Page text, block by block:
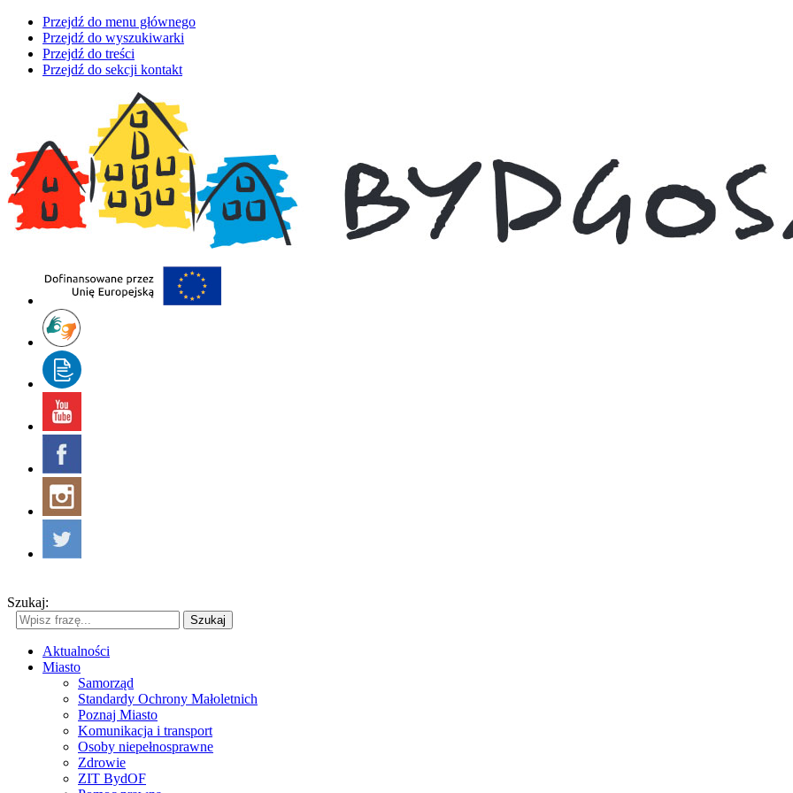
Przejdź do menu głównego
Przejdź do wyszukiwarki
Przejdź do treści
Przejdź do sekcji kontakt
Szukaj:
Szukaj
Aktualności
Miasto
Samorząd
Standardy Ochrony Małoletnich
Poznaj Miasto
Komunikacja i transport
Osoby niepełnosprawne
Zdrowie
ZIT BydOF